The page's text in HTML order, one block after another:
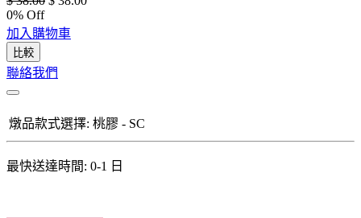
0% Off
加入購物車
比較
聯絡我們
燉品款式選擇: 桃膠 - SC
最快送達時間: 0-1 日